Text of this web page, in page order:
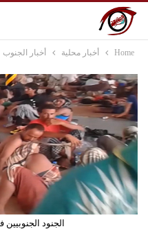
Home أخبار محلية أخبار الجنوب
الجنود